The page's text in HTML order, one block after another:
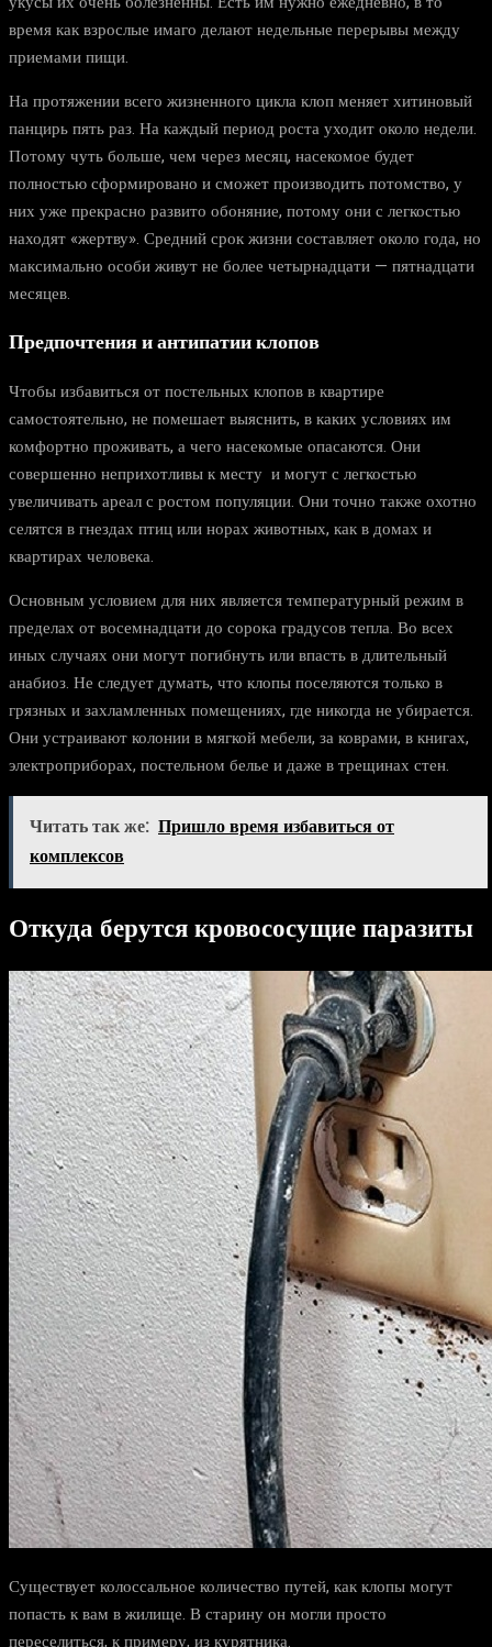
время как взрослые имаго делают недельные перерывы между
приемами пищи.
На протяжении всего жизненного цикла клоп меняет хитиновый
панцирь пять раз. На каждый период роста уходит около недели.
Потому чуть больше, чем через месяц, насекомое будет
полностью сформировано и сможет производить потомство, у
них уже прекрасно развито обоняние, потому они с легкостью
находят «жертву». Средний срок жизни составляет около года, но
максимально особи живут не более четырнадцати — пятнадцати
месяцев.
Предпочтения и антипатии клопов
Чтобы избавиться от постельных клопов в квартире
самостоятельно, не помешает выяснить, в каких условиях им
комфортно проживать, а чего насекомые опасаются. Они
совершенно неприхотливы к месту и могут с легкостью
увеличивать ареал с ростом популяции. Они точно также охотно
селятся в гнездах птиц или норах животных, как в домах и
квартирах человека.
Основным условием для них является температурный режим в
пределах от восемнадцати до сорока градусов тепла. Во всех
иных случаях они могут погибнуть или впасть в длительный
анабиоз. Не следует думать, что клопы поселяются только в
грязных и захламленных помещениях, где никогда не убирается.
Они устраивают колонии в мягкой мебели, за коврами, в книгах,
электроприборах, постельном белье и даже в трещинах стен.
Читать так же: Пришло время избавиться от
комплексов
Откуда берутся кровососущие паразиты
Существует колоссальное количество путей, как клопы могут
попасть к вам в жилище. В старину он могли просто
переселиться, к примеру, из курятника.